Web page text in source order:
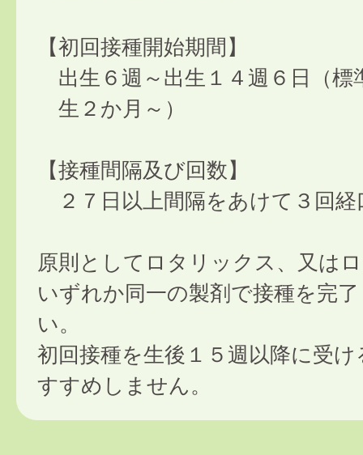
【初回接種開始期間】
出生６週～出生１４週６日（標
生２か月～）
【接種間隔及び回数】
２７日以上間隔をあけて３回経
原則としてロタリックス、又は
いずれか同一の製剤で接種を完
い。
初回接種を生後１５週以降に受
すすめしません。